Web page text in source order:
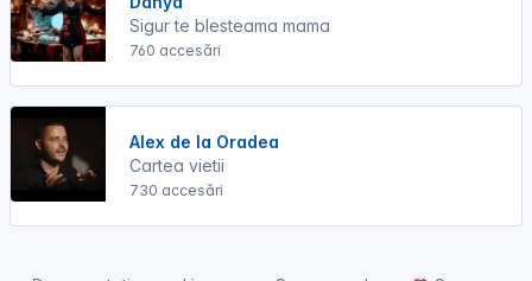
Sigur te blesteama mama
760 accesări
Alex de la Oradea
Cartea vietii
730 accesări